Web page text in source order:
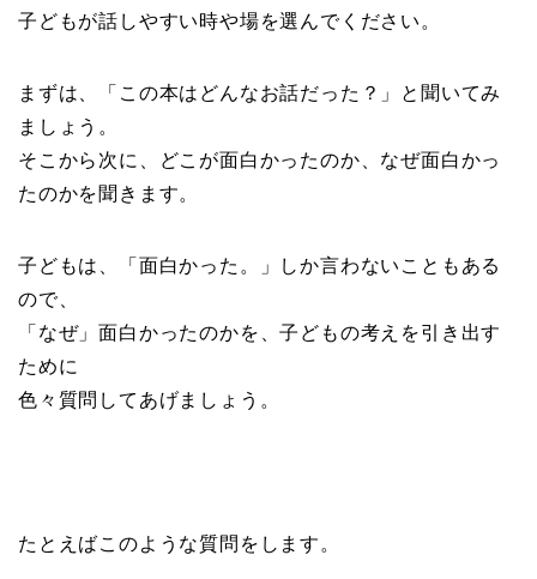
子どもが話しやすい時や場を選んでください。
まずは、「この本はどんなお話だった？」と聞いてみ
ましょう。
そこから次に、どこが面白かったのか、なぜ面白かっ
たのかを聞きます。
子どもは、「面白かった。」しか言わないこともある
ので、
「なぜ」面白かったのかを、子どもの考えを引き出す
ために
色々質問してあげましょう。
たとえばこのような質問をします。